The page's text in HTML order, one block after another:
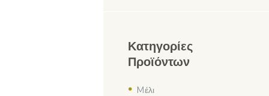
Κατηγορίες
Προϊόντων
Mέλι